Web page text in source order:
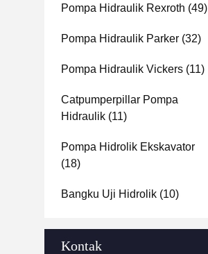
Pompa Hidraulik Rexroth (49)
Pompa Hidraulik Parker (32)
Pompa Hidraulik Vickers (11)
Catpumperpillar Pompa
Hidraulik (11)
Pompa Hidrolik Ekskavator
(18)
Bangku Uji Hidrolik (10)
Kontak